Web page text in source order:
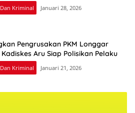
Kriminal Januari 28, 2026
Pengrusakan PKM Longgar
Aru Siap Polisikan Pelaku
Kriminal Januari 21, 2026